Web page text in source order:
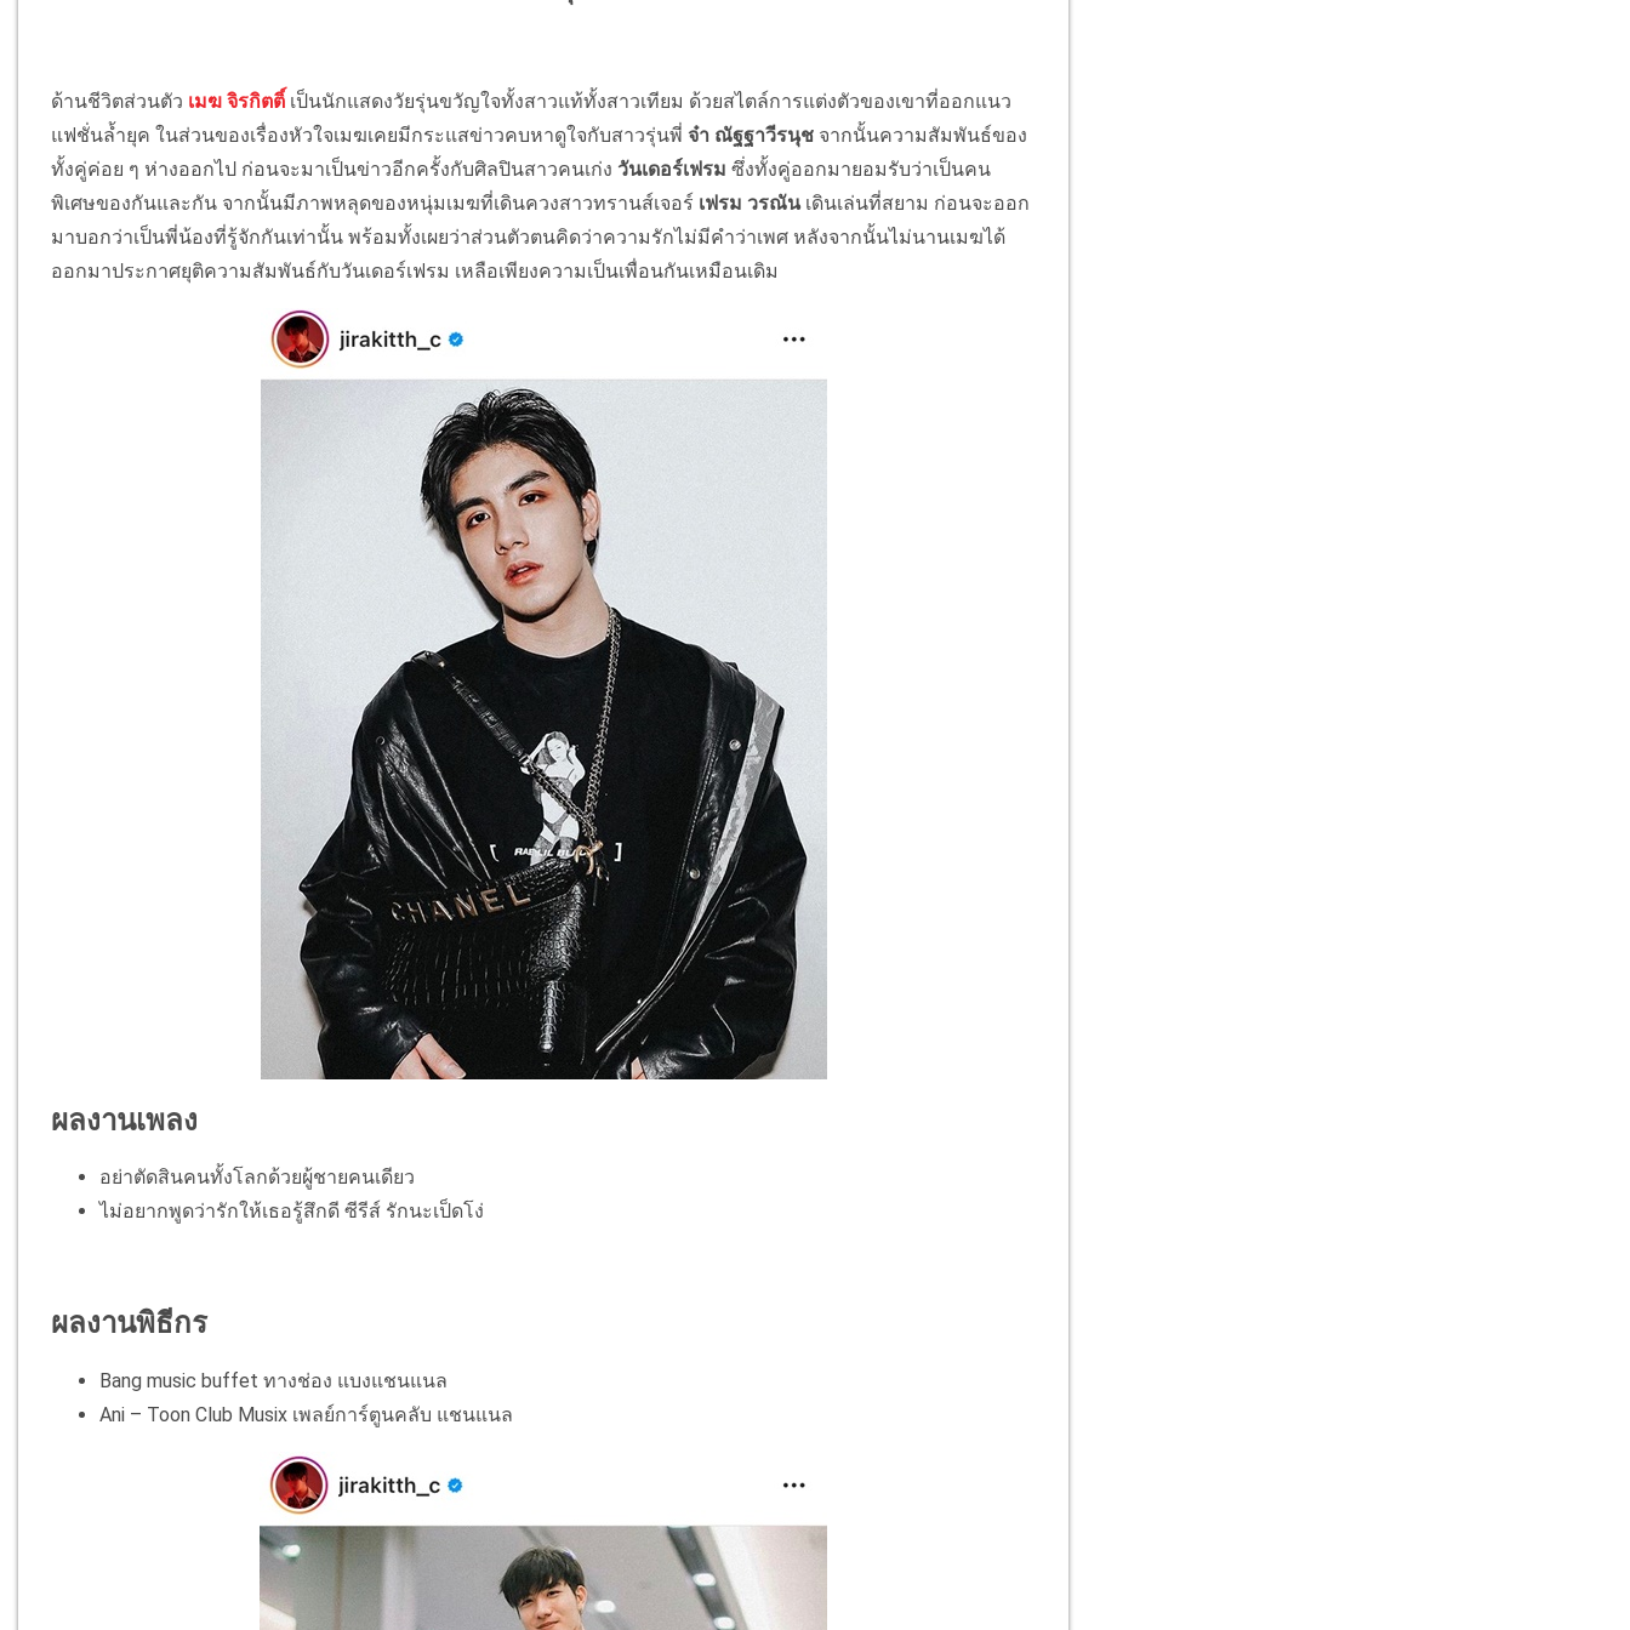
ด้านชีวิตส่วนตัว เมฆ จิรกิตติ์ เป็นนักแสดงวัยรุ่นขวัญใจทั้งสาวแท้ทั้งสาวเทียม ด้วยสไตล์การแต่งตัวของเขาที่ออกแนว
แฟชั่นล้ำยุค ในส่วนของเรื่องหัวใจเมฆเคยมีกระแสข่าวคบหาดูใจกับสาวรุ่นพี่จ๋า ณัฐฐาวีรนุช จากนั้นความสัมพันธ์ของ
ทั้งคู่ค่อย ๆ ห่างออกไป ก่อนจะมาเป็นข่าวอีกครั้งกับศิลปินสาวคนเก่ง วันเดอร์เฟรม ซึ่งทั้งคู่ออกมายอมรับว่าเป็นคน
พิเศษของกันและกัน จากนั้นมีภาพหลุดของหนุ่มเมฆที่เดินควงสาวทรานส์เจอร์ เฟรม วรณันเดินเล่นที่สยาม ก่อนจะออก
มาบอกว่าเป็นพี่น้องที่รู้จักกันเท่านั้น พร้อมทั้งเผยว่าส่วนตัวตนคิดว่าความรักไม่มีคำว่าเพศ หลังจากนั้นไม่นานเมฆได้
ออกมาประกาศยุติความสัมพันธ์กับวันเดอร์เฟรม เหลือเพียงความเป็นเพื่อนกันเหมือนเดิม
ผลงานเพลง
อย่าตัดสินคนทั้งโลกด้วยผู้ชายคนเดียว
ไม่อยากพูดว่ารักให้เธอรู้สึกดี ซีรีส์ รักนะเป็ดโง่
ผลงานพิธีกร
Bang music buffet ทางช่อง แบงแชนแนล
Ani – Toon Club Musix เพลย์การ์ตูนคลับ แชนแนล